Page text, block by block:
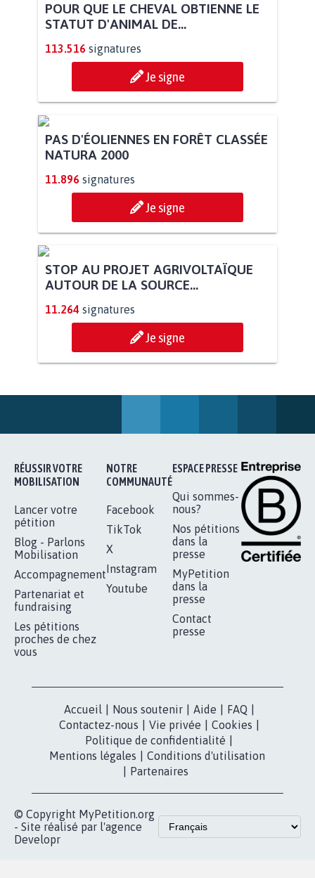
POUR QUE LE CHEVAL OBTIENNE LE
STATUT D'ANIMAL DE...
113.516 signatures
Je signe
PAS D'ÉOLIENNES EN FORÊT CLASSÉE
NATURA 2000
11.896 signatures
Je signe
STOP AU PROJET AGRIVOLTAÏQUE
AUTOUR DE LA SOURCE...
11.264 signatures
Je signe
RÉUSSIR VOTRE
Mobilisation
Accompagnement
NOTRE
COMMUNAUTÉ
Facebook
TikTok
X
Instagram
ESPACE PRESSE
Qui sommes-
nous?
Nos pétitions
presse
MyPetition